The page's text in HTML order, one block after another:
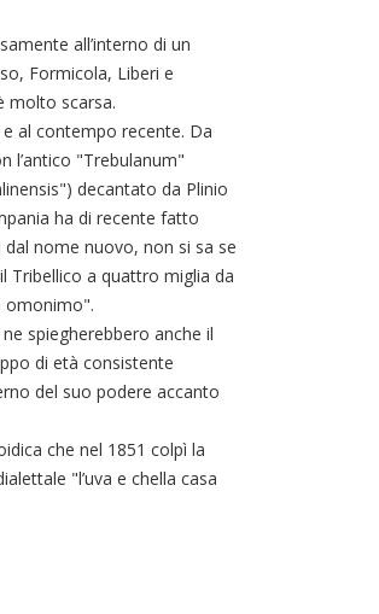
all’interno di un
Formicola, Liberi e
molto scarsa.
al contempo recente. Da
l’antico "Trebulanum"
decantato da Plinio
ha di recente fatto
nome nuovo, non si sa se
Tribellico a quattro miglia da
omonimo".
spiegherebbero anche il
di età consistente
del suo podere accanto
che nel 1851 colpì la
"l’uva e chella casa